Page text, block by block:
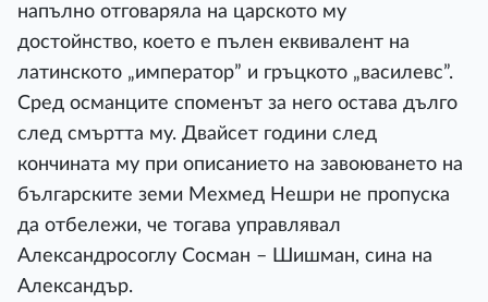
напълно отговаряла на царското му
достойнство, което е пълен еквивалент на
латинското „император” и гръцкото „василевс”.
Сред османците споменът за него остава дълго
след смъртта му. Двайсет години след
кончината му при описанието на завоюването на
българските земи Мехмед Нешри не пропуска
да отбележи, че тогава управлявал
Александросоглу Сосман – Шишман, сина на
Александър.